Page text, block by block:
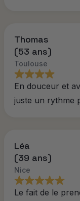
Thomas
(53 ans)
Toulouse
En douceur et
juste un rythme
Léa
(39 ans)
Nice
Le fait de le